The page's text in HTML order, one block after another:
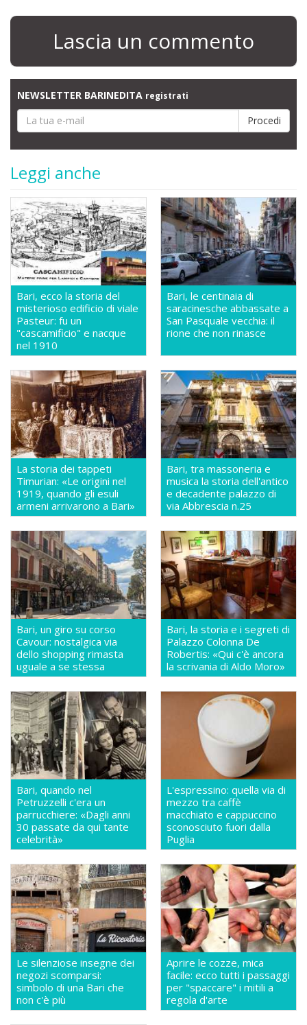
Lascia un commento
NEWSLETTER BARINEDITA registrati
Leggi anche
Bari, ecco la storia del
misterioso edificio di viale
Pasteur: fu un
"cascamificio" e nacque
nel 1910
Bari, le centinaia di
saracinesche abbassate a
San Pasquale vecchia: il
rione che non rinasce
La storia dei tappeti
Timurian: «Le origini nel
1919, quando gli esuli
armeni arrivarono a Bari»
Bari, tra massoneria e
musica la storia dell'antico
e decadente palazzo di
via Abbrescia n.25
Bari, un giro su corso
Cavour: nostalgica via
dello shopping rimasta
uguale a se stessa
Bari, la storia e i segreti di
Palazzo Colonna De
Robertis: «Qui c'è ancora
la scrivania di Aldo Moro»
Bari, quando nel
Petruzzelli c'era un
parrucchiere: «Dagli anni
30 passate da qui tante
celebrità»
L'espressino: quella via di
mezzo tra caffè
macchiato e cappuccino
sconosciuto fuori dalla
Puglia
Le silenziose insegne dei
negozi scomparsi:
simbolo di una Bari che
non c'è più
Aprire le cozze, mica
facile: ecco tutti i passaggi
per "spaccare" i mitili a
regola d'arte